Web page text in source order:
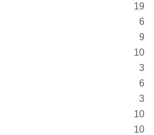
19
6
9
10
3
6
3
10
10